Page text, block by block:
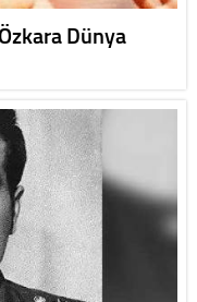
Dünya